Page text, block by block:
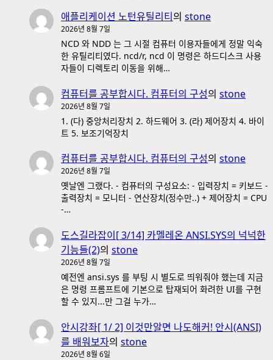
애플리케이션 노턴유틸리티의 stone
2026년 8월 7일
NCD 와 NDD 는 그 시절 컴퓨터 이용자들에게 정말 익숙
한 유틸리티였다. ncd/r, ncd 이 명령은 하드디스크 사용
자들이 디렉토리 이동을 위해…
컴퓨터를 공부합시다. 컴퓨터의 구성의 stone
2026년 8월 7일
1. (다) 중앙처리장치 2. 하드웨어 3. (라) 제어장치 4. 바이
트 5. 보조기억장치
컴퓨터를 공부합시다. 컴퓨터의 구성의 stone
2026년 8월 7일
옛날엔 그랬다. - 컴퓨터의 구성요소: - 입력장치 = 키보드 -
출력장치 = 모니터 - 연산장치(정수만..) + 제어장치 = CPU
-…
도스길라잡이[ 3/14] 카멜레온 ANSI.SYS의 넉넉한
기능들(2)의 stone
2026년 8월 7일
예전엔 ansi.sys 를 부팅 시 별도로 띄워줘야 했는데 지금
은 명령 프롬프트에 기본으로 탑재되어 화려한 UI를 구현
할 수 있지...만 그걸 누가…
안시강좌[ 1/ 2] 이것만알면 나도해커! 안시(ANSI)
를 배워보자의 stone
2026년 8월 6일